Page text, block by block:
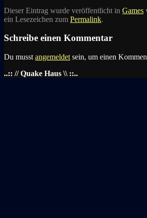
Dieser Eintrag wurde veröffentlicht in Games
ein Lesezeichen zum Permalink.
Schreibe einen Kommentar
Du musst angemeldet sein, um einen
..:: // Quake Haus \\ ::..